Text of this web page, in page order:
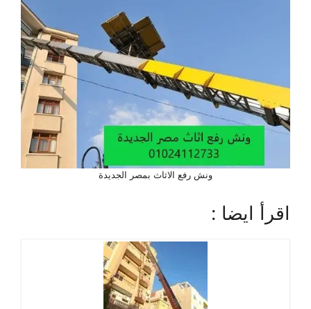
ونش رفع الاثاث بمصر الجديدة
اقرأ ايضا :